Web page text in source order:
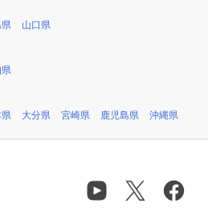
県 山口県
大分県 宮崎県 鹿児島県 沖縄県